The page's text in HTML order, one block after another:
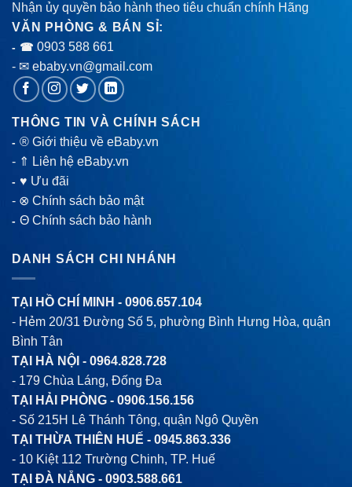
Nhận ủy quyền bảo hành theo tiêu chuẩn chính Hãng
VĂN PHÒNG & BÁN SỈ:
- ☎ 0903 588 661
- ✉ ebaby.vn@gmail.com
THÔNG TIN VÀ CHÍNH SÁCH
-® Giới thiệu về eBaby.vn
- ⇑ Liên hệ eBaby.vn
-♥ Ưu đãi
- ⊗ Chính sách bảo mật
-Θ Chính sách bảo hành
DANH SÁCH CHI NHÁNH
TẠI HỒ CHÍ MINH - 0906.657.104
- Hẻm 20/31 Đường Số 5, phường Bình Hưng Hòa, quận
Bình Tân
TẠI HÀ NỘI - 0964.828.728
- 179 Chùa Láng, Đống Đa
TẠI HẢI PHÒNG - 0906.156.156
- Số 215H Lê Thánh Tông, quận Ngô Quyền
TẠI THỪA THIÊN HUẾ - 0945.863.336
- 10 Kiệt 112 Trường Chinh, TP. Huế
TẠI ĐÀ NẴNG - 0903.588.661